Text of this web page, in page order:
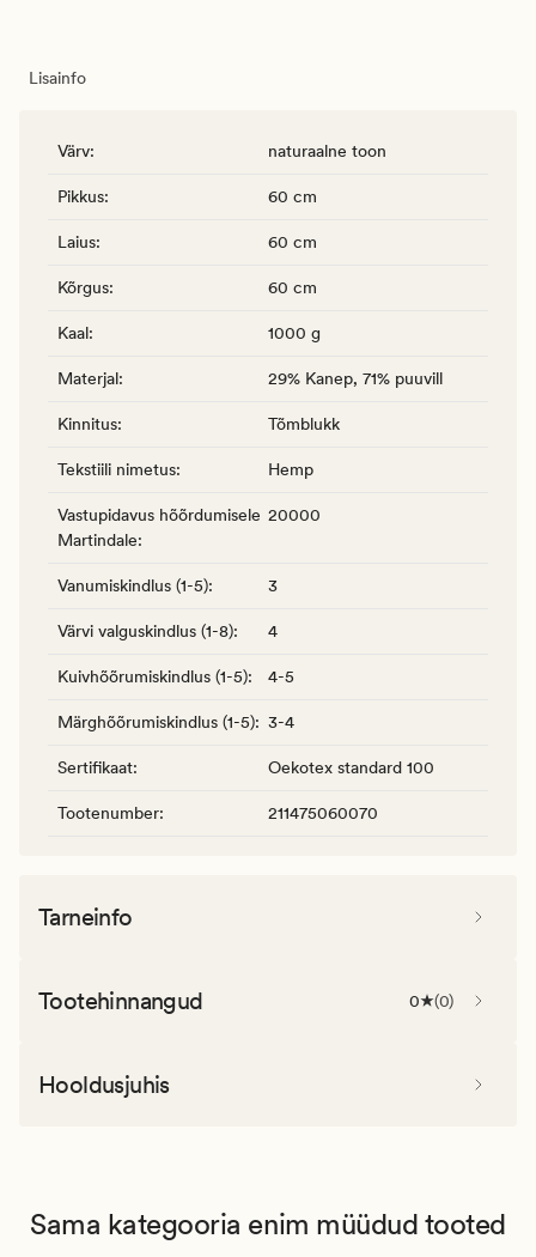
Lisainfo
Värv: naturaalne toon
Pikkus: 60 cm
Laius: 60 cm
Kõrgus: 60 cm
Kaal: 1000 g
Materjal: 29% Kanep, 71% puuvill
Kinnitus: Tõmblukk
Tekstiili nimetus: Hemp
Vastupidavus hõõrdumisele
Martindale:
20000
Vanumiskindlus (1-5): 3
Värvi valguskindlus (1-8): 4
Kuivhõõrumiskindlus (1-5): 4-5
Märghõõrumiskindlus (1-5): 3-4
Sertifikaat: Oekotex standard 100
Tootenumber: 211475060070
Tarneinfo
Tootehinnangud 0 (0)
Hooldusjuhis
Sama kategooria enim müüdud tooted